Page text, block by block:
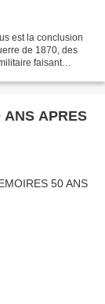
est la conclusion
de 1870, des
faisant
ANS APRES